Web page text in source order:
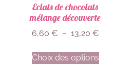
Eclats de chocolats
mélange découverte
6,60 € – 13,20 €
Choix des options